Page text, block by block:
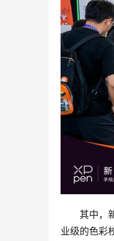
其中，
业级的色彩